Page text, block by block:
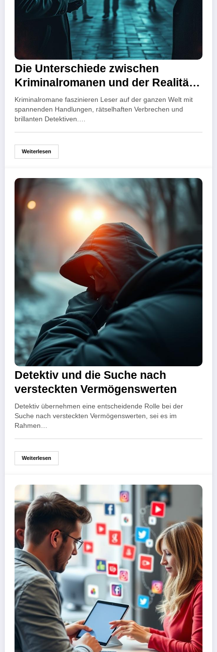
Die Unterschiede zwischen
Kriminalromanen und der Realität
der Detektivarbeit
Kriminalromane faszinieren Leser auf der ganzen Welt mit
spannenden Handlungen, rätselhaften Verbrechen und
brillanten Detektiven.…
Weiterlesen
Detektiv und die Suche nach
versteckten Vermögenswerten
Detektiv übernehmen eine entscheidende Rolle bei der
Suche nach versteckten Vermögenswerten, sei es im
Rahmen…
Weiterlesen